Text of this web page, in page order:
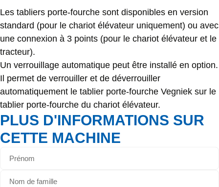
Les tabliers porte-fourche sont disponibles en version
standard (pour le chariot élévateur uniquement) ou avec
une connexion à 3 points (pour le chariot élévateur et le
tracteur).
Un verrouillage automatique peut être installé en option.
Il permet de verrouiller et de déverrouiller
automatiquement le tablier porte-fourche Vegniek sur le
tablier porte-fourche du chariot élévateur.
PLUS D'INFORMATIONS SUR
CETTE MACHINE